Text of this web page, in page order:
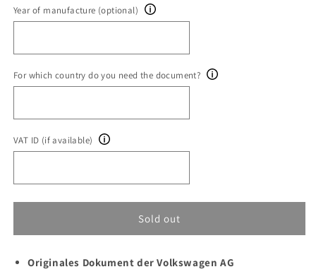
Year of manufacture (optional)
For which country do you need the document?
VAT ID (if available)
Sold out
Originales Dokument der Volkswagen AG